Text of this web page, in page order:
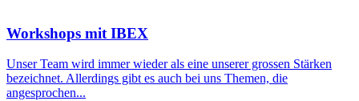
Workshops mit IBEX
Unser Team wird immer wieder als eine unserer grossen Stärken
bezeichnet. Allerdings gibt es auch bei uns Themen, die
angesprochen...